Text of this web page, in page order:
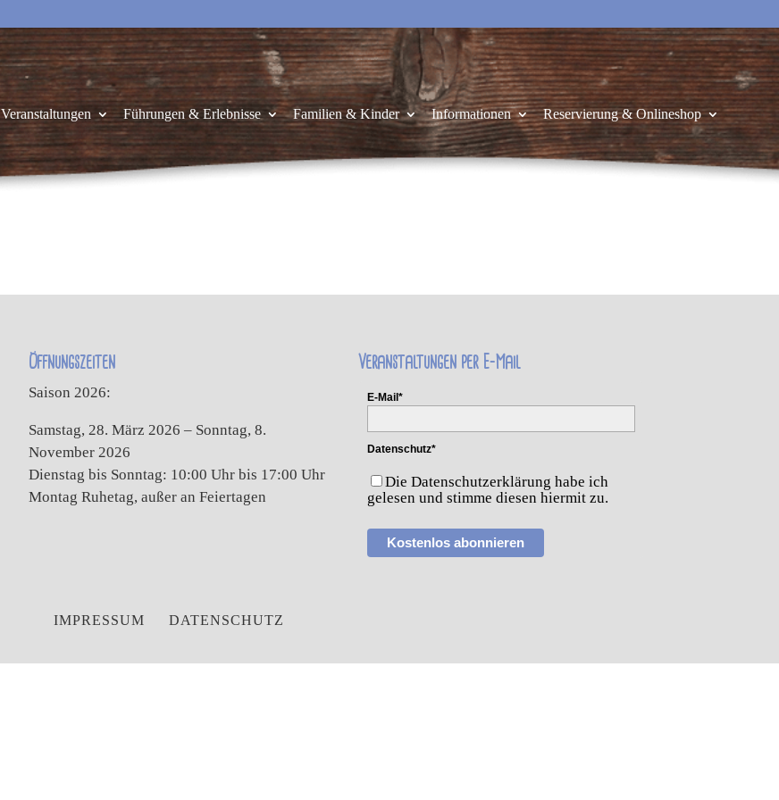
Veranstaltungen Führungen & Erlebnisse Familien & Kinder Informationen Reservierung & Onlineshop
Öffnungszeiten
Saison 2026:
Samstag, 28. März 2026 – Sonntag, 8.
November 2026
Dienstag bis Sonntag: 10:00 Uhr bis 17:00 Uhr
Montag Ruhetag, außer an Feiertagen
Veranstaltungen per E-Mail
E-Mail*
Datenschutz*
Die Datenschutzerklärung habe ich
gelesen und stimme diesen hiermit zu.
Kostenlos abonnieren
IMPRESSUM DATENSCHUTZ